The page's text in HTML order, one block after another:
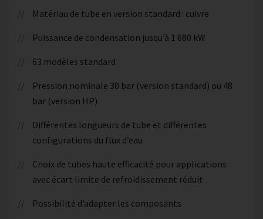
Matériau de tube en version standard : cuivre
Puissance de condensation jusqu’à 1 680 kW
63 modèles standard
Pression nominale 30 bar (version standard) ou 48
bar (version HP)
Différentes longueurs de tube et différentes
configurations du flux d’eau
Choix de tubes haute efficacité pour applications
avec écart limite de refroidissement réduit
Possibilité d’adapter les composants